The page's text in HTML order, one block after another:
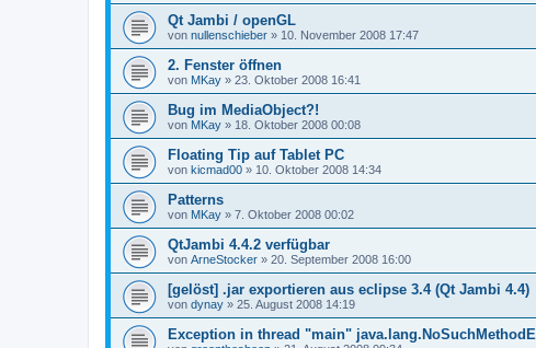
Qt Jambi / openGL
von nullenschieber » 10. November 2008 17:47
2. Fenster öffnen
von MKay » 23. Oktober 2008 16:41
Bug im MediaObject?!
von MKay » 18. Oktober 2008 00:08
Floating Tip auf Tablet PC
von kicmad00 » 10. Oktober 2008 14:34
Patterns
von MKay » 7. Oktober 2008 00:02
QtJambi 4.4.2 verfügbar
von ArneStocker » 20. September 2008 16:00
[gelöst] .jar exportieren aus eclipse 3.4 (Qt Jambi 4.4)
von dynay » 25. August 2008 14:19
Exception in thread "main" java.lang.NoSuchMethodE